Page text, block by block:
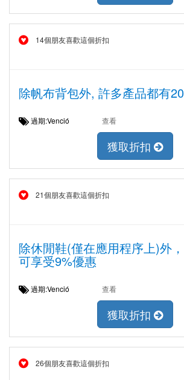
14個朋友喜歡這個折扣
除帆布背包外, 許多產品都有
過期:Venció 查看
獲取折扣
21個朋友喜歡這個折扣
除休閒鞋(僅在應用程序上)外
可享受9%優惠
過期:Venció 查看
獲取折扣
26個朋友喜歡這個折扣